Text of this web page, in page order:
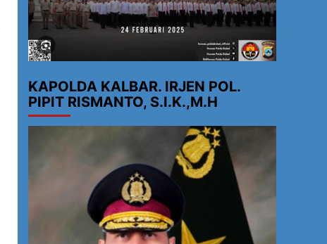
KAPOLDA KALBAR. IRJEN POL.
PIPIT RISMANTO, S.I.K.,M.H